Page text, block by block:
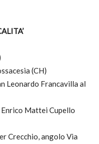
(CH)
Leonardo Francavilla al
Mattei Cupello
Crecchio, angolo Via